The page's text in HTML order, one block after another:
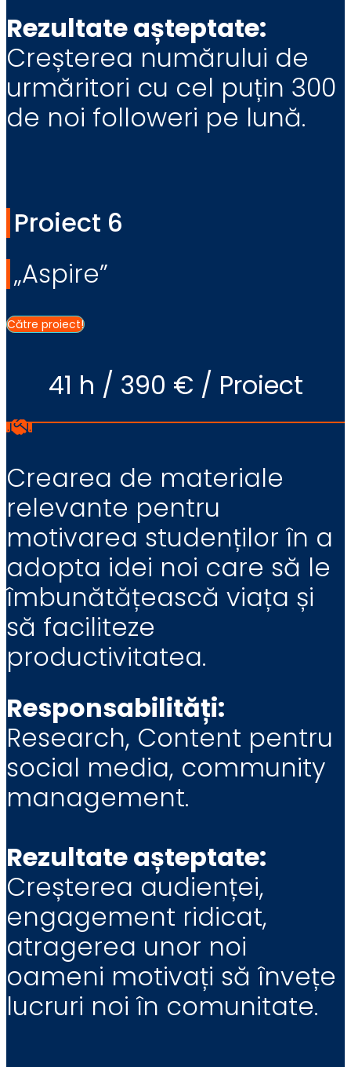
Rezultate așteptate:
Creșterea numărului de
urmăritori cu cel puțin 300
de noi followeri pe lună.
Proiect 6
„Aspire”
Către proiect!
41 h / 390 € / Proiect
Crearea de materiale
relevante pentru
motivarea studenților în a
adopta idei noi care să le
îmbunătățească viața și
să faciliteze
productivitatea.
Responsabilități:
Research, Content pentru
social media, community
management.
Rezultate așteptate:
Creșterea audienței,
engagement ridicat,
atragerea unor noi
oameni motivați să învețe
lucruri noi în comunitate.